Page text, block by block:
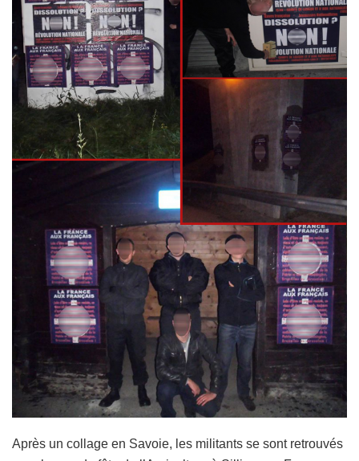
Après un collage en Savoie, les militants se sont retrouvés